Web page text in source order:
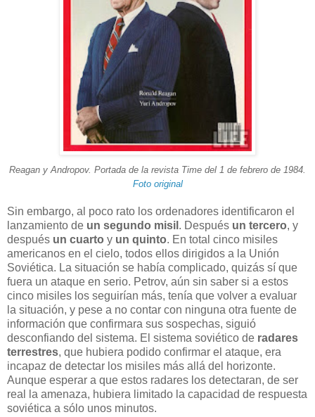
Reagan y Andropov. Portada de la revista Time del 1 de febrero de 1984.
Foto original
Sin embargo, al poco rato los ordenadores identificaron el
lanzamiento de un segundo misil . Después un tercero, y
después un cuarto y un quinto. En total cinco misiles
americanos en el cielo, todos ellos dirigidos a la Unión
Soviética. La situación se había complicado, quizás sí que
fuera un ataque en serio. Petrov, aún sin saber si a estos
cinco misiles los seguirían más, tenía que volver a evaluar
la situación, y pese a no contar con ninguna otra fuente de
información que confirmara sus sospechas, siguió
desconfiando del sistema. El sistema soviético de radares
terrestres, que hubiera podido confirmar el ataque, era
incapaz de detectar los misiles más allá del horizonte.
Aunque esperar a que estos radares los detectaran, de ser
real la amenaza, hubiera limitado la capacidad de respuesta
soviética a sólo unos minutos.